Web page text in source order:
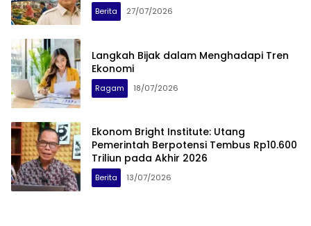
Berita 27/07/2026
Langkah Bijak dalam Menghadapi Tren
Ekonomi
Ragam 18/07/2026
Ekonom Bright Institute: Utang
Pemerintah Berpotensi Tembus Rp10.600
Triliun pada Akhir 2026
Berita 13/07/2026